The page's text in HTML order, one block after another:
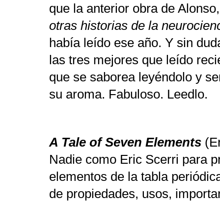
que la anterior obra de
otras historias de la
había leído ese año. Y sin
las tres mejores que leído
que se saborea leyéndolo y
su aroma. Fabuloso. Leedlo.
A Tale of Seven Elements
Nadie como Eric Scerri para
elementos de la tabla
de propiedades, usos,